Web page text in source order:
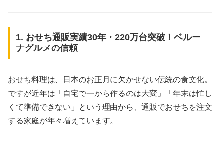
1. おせち通販実績30年・220万台突破！ベルー
ナグルメの信頼
おせち料理は、日本のお正月に欠かせない伝統の食文化。
ですが近年は「自宅で一から作るのは大変」「年末は忙し
くて準備できない」という理由から、通販でおせちを注文
する家庭が年々増えています。